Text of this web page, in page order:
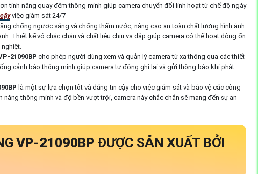
tính năng quay đêm thông minh giúp camera chuyển đổi linh hoạt từ chế độ ngày
việc giám sát 24/7
chống ngược sáng và chống thấm nước, nâng cao an toàn chất lượng hình ảnh
Thiết kế vỏ chắc chắn và chất liệu chịu va đập giúp camera có thể hoạt động ổn
21090BP cho phép người dùng xem và quản lý camera từ xa thông qua các thiết
cảnh báo thông minh giúp camera tự động ghi lại và gửi thông báo khi phát
là một sự lựa chọn tốt và đáng tin cậy cho việc giám sát và bảo vệ các công
thông minh và độ bền vượt trội, camera này chắc chắn sẽ mang đến sự an
VP-21090BP ĐƯỢC SẢN XUẤT BỞI